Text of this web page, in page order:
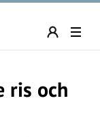
ris och